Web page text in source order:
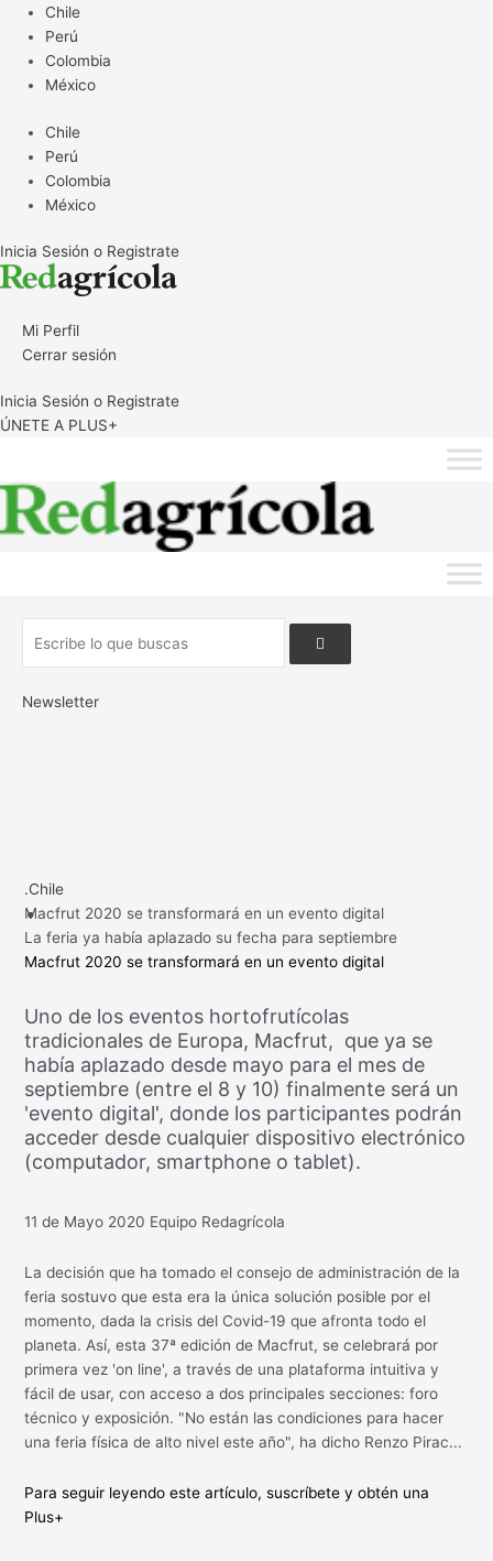
contenido
Chile
Perú
Colombia
México
Chile
Perú
Colombia
México
Inicia Sesión o Registrate
Mi Perfil
Cerrar sesión
Inicia Sesión o Registrate
ÚNETE A PLUS+
Newsletter
.Chile
.
Macfrut 2020 se transformará en un evento digital
La feria ya había aplazado su fecha para septiembre
Macfrut 2020 se transformará en un evento digital
Uno de los eventos hortofrutícolas
tradicionales de Europa, Macfrut, que ya se
había aplazado desde mayo para el mes de
septiembre (entre el 8 y 10) finalmente será un
'evento digital', donde los participantes podrán
acceder desde cualquier dispositivo electrónico
(computador, smartphone o tablet).
11 de Mayo 2020 Equipo Redagrícola
La decisión que ha tomado el consejo de administración de la
feria sostuvo que esta era la única solución posible por el
momento, dada la crisis del Covid-19 que afronta todo el
planeta. Así, esta 37ª edición de Macfrut, se celebrará por
primera vez 'on line', a través de una plataforma intuitiva y
fácil de usar, con acceso a dos principales secciones: foro
técnico y exposición. "No están las condiciones para hacer
una feria física de alto nivel este año", ha dicho Renzo Pirac...
Para seguir leyendo este artículo, suscríbete y obtén una
Plus+